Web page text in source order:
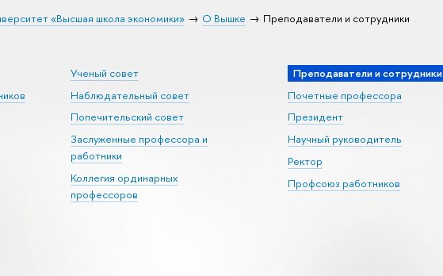
«Высшая школа экономики» О Вышке Преподаватели и сотрудники
Ученый совет
Наблюдательный совет
Попечительский совет
Заслуженные профессора и
работники
Коллегия ординарных
профессоров
Преподаватели и сотрудники
Почетные профессора
Президент
Научный руководитель
Ректор
Профсоюз работников